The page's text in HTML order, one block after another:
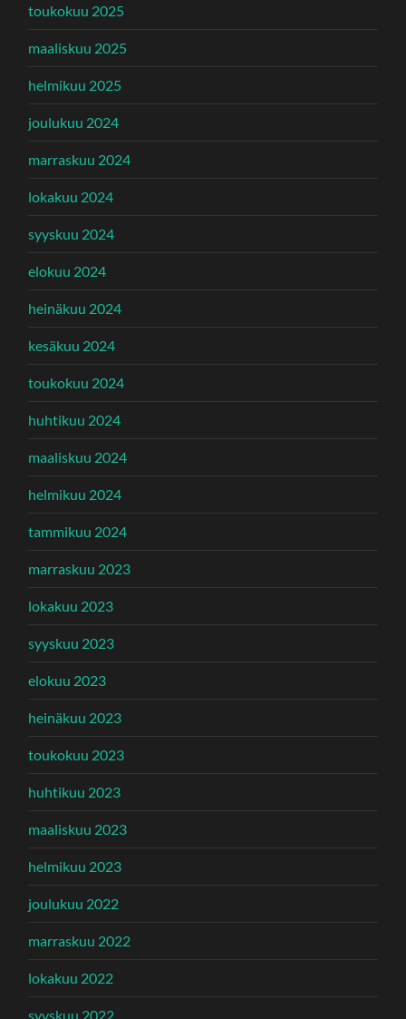
toukokuu 2025
maaliskuu 2025
helmikuu 2025
joulukuu 2024
marraskuu 2024
lokakuu 2024
syyskuu 2024
elokuu 2024
heinäkuu 2024
kesäkuu 2024
toukokuu 2024
huhtikuu 2024
maaliskuu 2024
helmikuu 2024
tammikuu 2024
marraskuu 2023
lokakuu 2023
syyskuu 2023
elokuu 2023
heinäkuu 2023
toukokuu 2023
huhtikuu 2023
maaliskuu 2023
helmikuu 2023
joulukuu 2022
marraskuu 2022
lokakuu 2022
syyskuu 2022